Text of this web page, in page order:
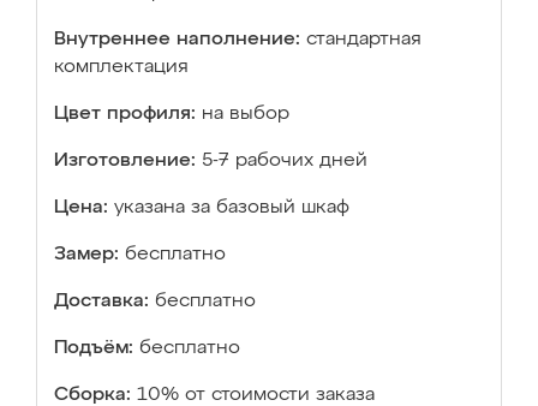
Внутреннее наполнение: стандартная
комплектация
Цвет профиля: на выбор
Изготовление: 5-7 рабочих дней
Цена: указана за базовый шкаф
Замер: бесплатно
Доставка: бесплатно
Подъём: бесплатно
Сборка: 10% от стоимости заказа